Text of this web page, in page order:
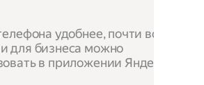
удобнее, почти все
для бизнеса можно
в приложении Яндекс